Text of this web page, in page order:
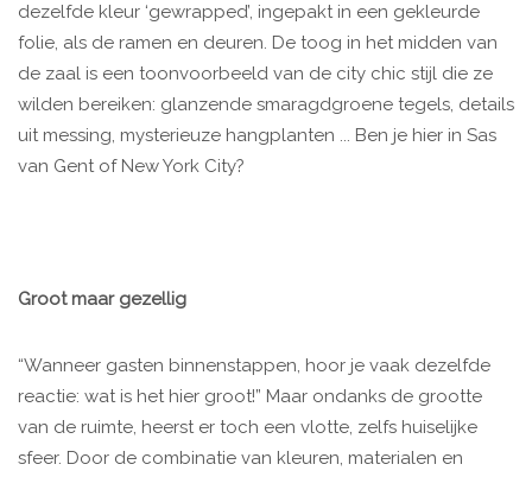
dezelfde kleur ‘gewrapped’, ingepakt in een gekleurde
folie, als de ramen en deuren. De toog in het midden van
de zaal is een toonvoorbeeld van de city chic stijl die ze
wilden bereiken: glanzende smaragdgroene tegels, details
uit messing, mysterieuze hangplanten ... Ben je hier in Sas
van Gent of New York City?
Groot maar gezellig
“Wanneer gasten binnenstappen, hoor je vaak dezelfde
reactie: wat is het hier groot!” Maar ondanks de grootte
van de ruimte, heerst er toch een vlotte, zelfs huiselijke
sfeer. Door de combinatie van kleuren, materialen en